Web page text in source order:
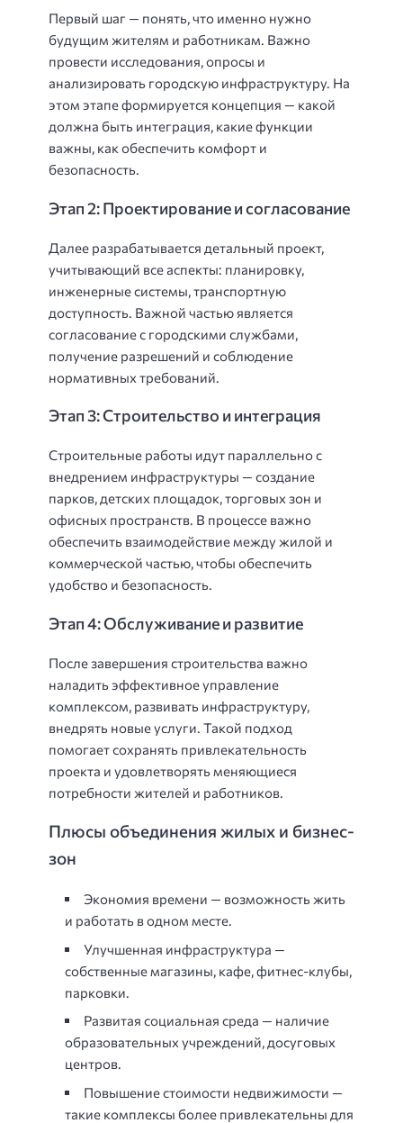
Первый шаг — понять, что именно нужно
будущим жителям и работникам. Важно
провести исследования, опросы и
анализировать городскую инфраструктуру. На
этом этапе формируется концепция — какой
должна быть интеграция, какие функции
важны, как обеспечить комфорт и
безопасность.
Этап 2: Проектирование и согласование
Далее разрабатывается детальный проект,
учитывающий все аспекты: планировку,
инженерные системы, транспортную
доступность. Важной частью является
согласование с городскими службами,
получение разрешений и соблюдение
нормативных требований.
Этап 3: Строительство и интеграция
Строительные работы идут параллельно с
внедрением инфраструктуры — создание
парков, детских площадок, торговых зон и
офисных пространств. В процессе важно
обеспечить взаимодействие между жилой и
коммерческой частью, чтобы обеспечить
удобство и безопасность.
Этап 4: Обслуживание и развитие
После завершения строительства важно
наладить эффективное управление
комплексом, развивать инфраструктуру,
внедрять новые услуги. Такой подход
помогает сохранять привлекательность
проекта и удовлетворять меняющиеся
потребности жителей и работников.
Плюсы объединения жилых и бизнес-
зон
Экономия времени — возможность жить
и работать в одном месте.
Улучшенная инфраструктура —
собственные магазины, кафе, фитнес-клубы,
парковки.
Развитая социальная среда — наличие
образовательных учреждений, досуговых
центров.
Повышение стоимости недвижимости —
такие комплексы более привлекательны для